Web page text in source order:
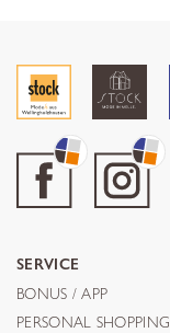
SERVICE
BONUS / APP
PERSONAL SHOPPING